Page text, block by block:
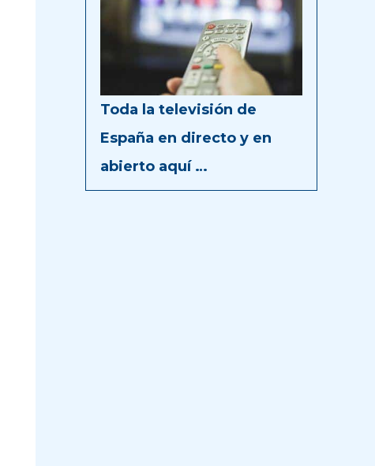
Toda la televisión de
España en directo y en
abierto aquí …